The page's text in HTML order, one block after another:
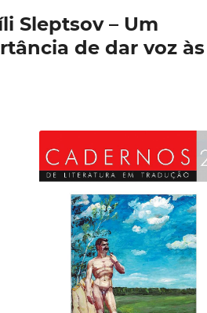
Sleptsov – Um
de dar voz às